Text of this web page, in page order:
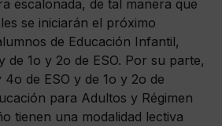
escalonada, de tal manera que
se iniciarán el próximo
de Educación Infantil,
de 1o y 2o de ESO. Por su parte,
de ESO y de 1o y 2o de
para Adultos y Régimen
tienen una modalidad lectiva